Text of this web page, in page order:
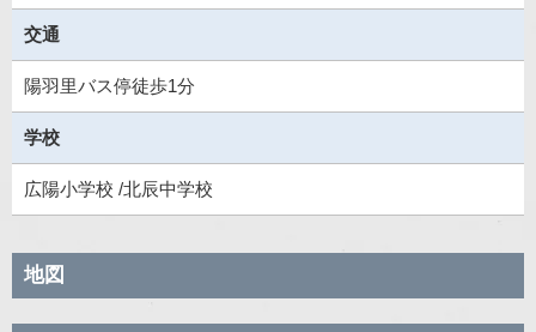
交通
陽羽里バス停徒歩1分
学校
広陽小学校 /北辰中学校
地図